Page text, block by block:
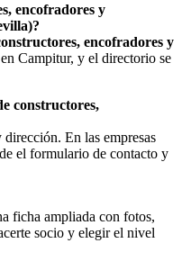
encofradores y
encofradores y
Campitur, y el directorio se
constructores,
En las empresas
el formulario de contacto y
ficha ampliada con fotos,
socio y elegir el nivel